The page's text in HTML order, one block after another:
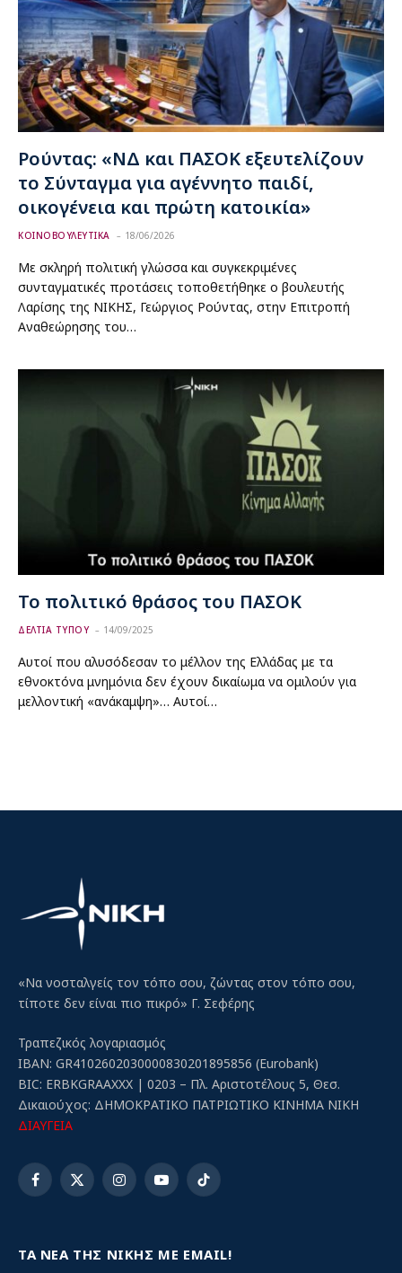
Ρούντας: «ΝΔ και ΠΑΣΟΚ εξευτελίζουν
το Σύνταγμα για αγέννητο παιδί,
οικογένεια και πρώτη κατοικία»
ΚΟΙΝΟΒΟΥΛΕΥΤΙΚΑ 18/06/2026
Με σκληρή πολιτική γλώσσα και συγκεκριμένες
συνταγματικές προτάσεις τοποθετήθηκε ο βουλευτής
Λαρίσης της ΝΙΚΗΣ, Γεώργιος Ρούντας, στην Επιτροπή
Αναθεώρησης του…
Το πολιτικό θράσος του ΠΑΣΟΚ
ΔΕΛΤΙΑ ΤΥΠΟΥ 14/09/2025
Αυτοί που αλυσόδεσαν το μέλλον της Ελλάδας με τα
εθνοκτόνα μνημόνια δεν έχουν δικαίωμα να ομιλούν για
μελλοντική «ανάκαμψη»… Αυτοί…
«Να νοσταλγείς τον τόπο σου, ζώντας στον τόπο σου,
τίποτε δεν είναι πιο πικρό» Γ. Σεφέρης
Τραπεζικός λογαριασμός
IBAN: GR4102602030000830201895856 (Eurobank)
BIC: ERBKGRAAXXX | 0203 – Πλ. Αριστοτέλους 5, Θεσ.
Δικαιούχος: ΔΗΜΟΚΡΑΤΙΚΟ ΠΑΤΡΙΩΤΙΚΟ ΚΙΝΗΜΑ ΝΙΚΗ
ΔΙΑΥΓΕΙΑ
Facebook
X
InstagramYouTubeTikTok
ΤΑ ΝΕΑ ΤΗΣ ΝΙΚΗΣ ΜΕ EMAIL!